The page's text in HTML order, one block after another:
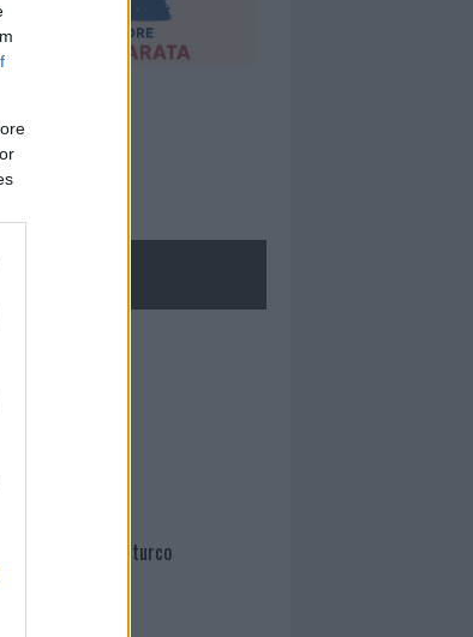
Martina Agostina Diturco